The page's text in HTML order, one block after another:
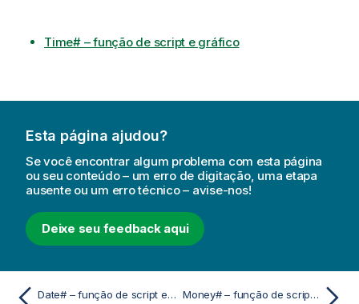
Time# – função de script e gráfico
Esta página ajudou?
Se você encontrar algum problema com esta página
ou seu conteúdo – um erro de digitação, uma etapa
ausente ou um erro técnico – avise-nos!
Deixe seu feedback aqui
Date# – função de script e gráfico Money# – função de script e gráfico